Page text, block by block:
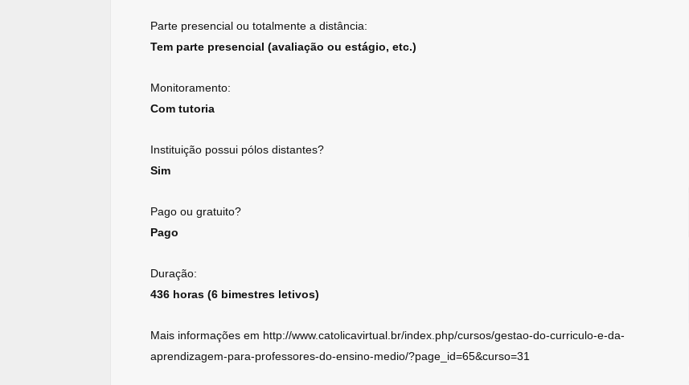
Parte presencial ou totalmente a distância:
Tem parte presencial (avaliação ou estágio, etc.)
Monitoramento:
Com tutoria
Instituição possui pólos distantes?
Sim
Pago ou gratuito?
Pago
Duração:
436 horas (6 bimestres letivos)
Mais informações em http://www.catolicavirtual.br/index.php/cursos/gestao-do-curriculo-e-da-
aprendizagem-para-professores-do-ensino-medio/?page_id=65&curso=31